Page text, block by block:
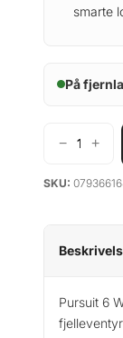
smarte
På
a
− +
SKU:
Pursuit 6